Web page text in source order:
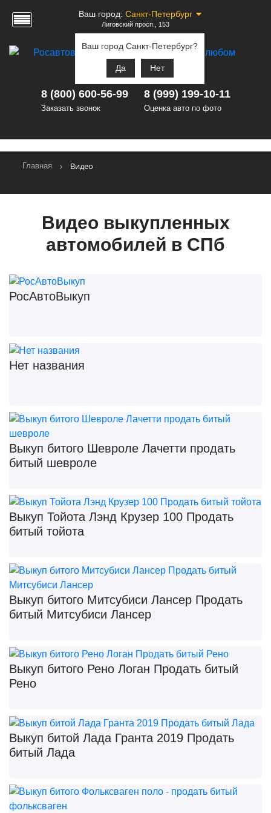
Ваш город: Санкт-Петербург
Ваш город Санкт-Петербург?
Да Нет
Лиговский просп., 153
8 (800) 600-56-99
Заказать звонок
8 (999) 199-10-11
Оценка авто по фото
Главная Видео
Видео выкупленных
автомобилей в СПб
РосАвтоВыкуп
Нет названия
Выкуп битого Шевроле Лачетти продать
битый шевроле
Выкуп Тойота Лэнд Крузер 100 Продать
битый тойота
Выкуп битого Митсубиси Лансер Продать
битый Митсубиси Лансер
Выкуп битого Рено Логан Продать битый
Рено
Выкуп битой Лада Гранта 2019 Продать
битый Лада